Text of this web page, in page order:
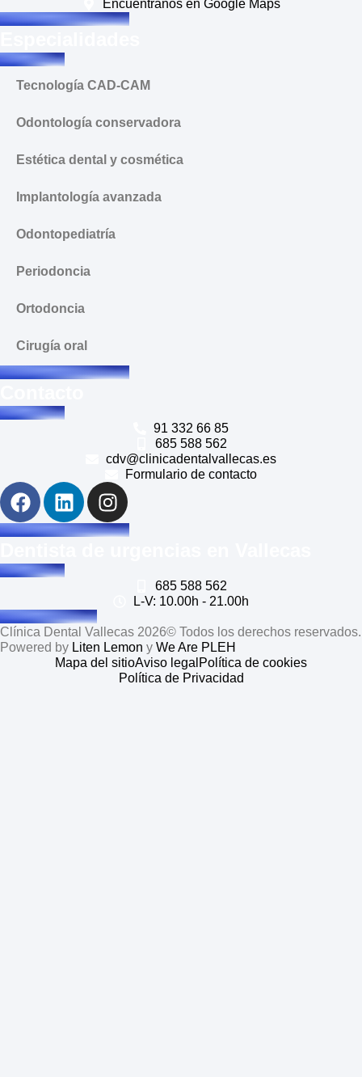
Encuéntranos en Google Maps
Tecnología CAD-CAM
Odontología conservadora
Estética dental y cosmética
Implantología avanzada
Odontopediatría
Periodoncia
Ortodoncia
Cirugía oral
91 332 66 85
685 588 562
cdv@clinicadentalvallecas.es
Formulario de contacto
685 588 562
L-V: 10.00h - 21.00h
Clínica Dental Vallecas 2026© Todos los derechos reservados.
Powered by Liten Lemon y We Are PLEH
Mapa del sitioAviso legal Política de cookies
Política de Privacidad